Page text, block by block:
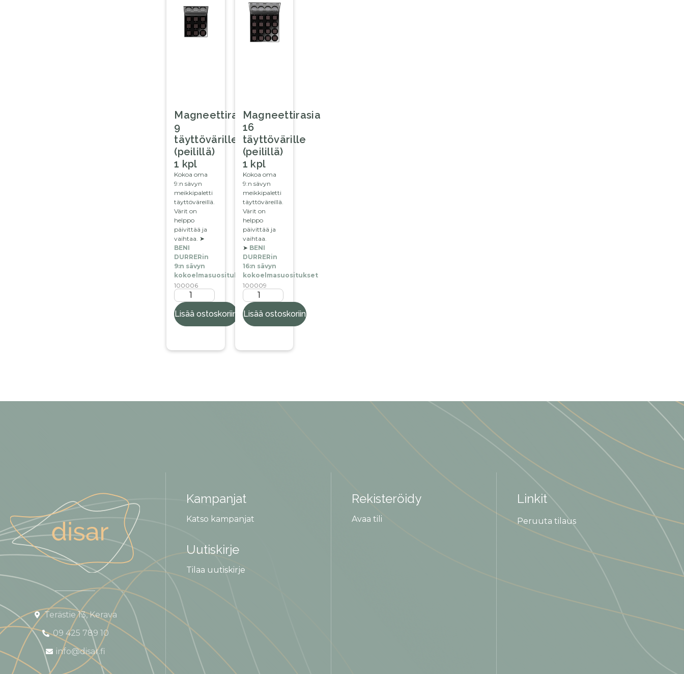
Magneettirasia
9
täyttövärille
(peilillä)
1 kpl
Kokoa oma
9:n sävyn
meikkipaletti
täyttöväreillä.
Värit on
helppo
päivittää ja
vaihtaa. ➤
BENI
DURRERin
9:n sävyn
kokoelmasuositukset
100006
Lisää ostoskoriin
Magneettirasia
16
täyttövärille
(peilillä)
1 kpl
Kokoa oma
9:n sävyn
meikkipaletti
täyttöväreillä.
Värit on
helppo
päivittää ja
vaihtaa.
➤ BENI
DURRERin
16:n sävyn
kokoelmasuositukset
100009
Lisää ostoskoriin
Terästie 13, Kerava
09 425 789 10
info@disar.fi
Kampanjat
Katso kampanjat
Uutiskirje
Tilaa uutiskirje
Rekisteröidy
Avaa tili
Linkit
Peruuta tilaus